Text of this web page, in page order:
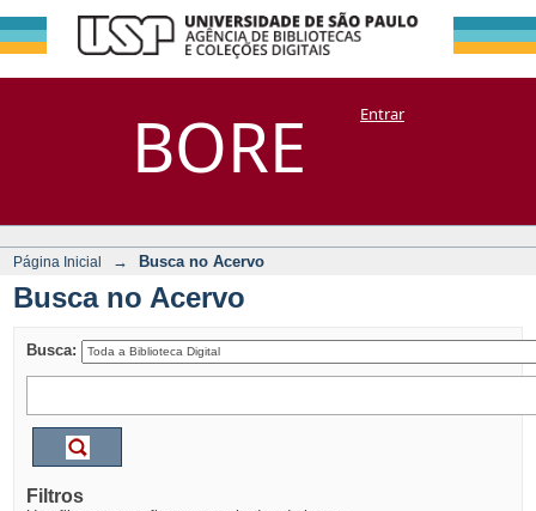
BORE
Busca no Acervo
DSpace/Manakin + CoriscoEntrar
Página Inicial → Busca no Acervo
Busca no Acervo
Busca:
Filtros